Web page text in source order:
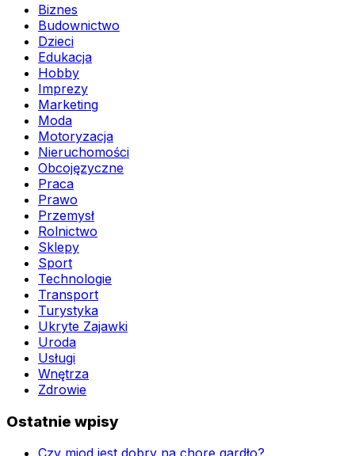
Biznes
Budownictwo
Dzieci
Edukacja
Hobby
Imprezy
Marketing
Moda
Motoryzacja
Nieruchomości
Obcojęzyczne
Praca
Prawo
Przemysł
Rolnictwo
Sklepy
Sport
Technologie
Transport
Turystyka
Ukryte Zajawki
Uroda
Usługi
Wnętrza
Zdrowie
Ostatnie wpisy